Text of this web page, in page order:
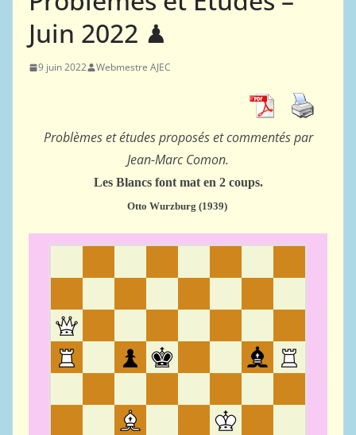
Juin 2022 ♟
9 juin 2022 Webmestre AJEC
Problèmes et études proposés et commentés par
Jean-Marc Comon.
Les Blancs font mat en 2 coups.
Otto Wurzburg (1939)